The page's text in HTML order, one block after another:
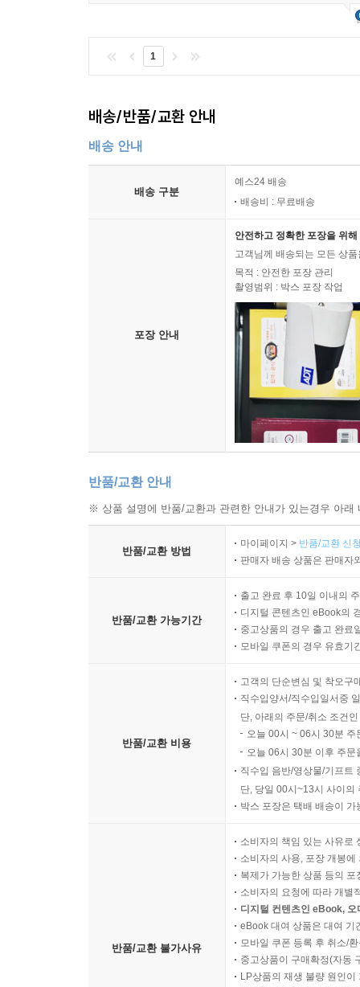
1
배송/반품/교환 안내
배송 안내
배송 구분
예스24 배송
배송비 : 무료배송
포장 안내
안전하고 정확한 포장을 위
고객님께 배송되는 모든 상
목적 : 안전한 포장 관리
촬영범위 : 박스 포장 작업
반품/교환 안내
※ 상품 설명에 반품/교환과 관련한 안내가 있는경우 아
반품/교환 방법
마이페이지 > 반품/교환 신
판매자 배송 상품은 판매자
반품/교환 가능기간
출고 완료 후 10일 이내의
디지털 콘텐츠인 eBook의
중고상품의 경우 출고 완료
모바일 쿠폰의 경우 유효기
반품/교환 비용
고객의 단순변심 및 착오구
직수입양서/직수입일서중
단, 아래의 주문/취소 조건
오늘 00시 ~ 06시 30분
오늘 06시 30분 이후 주
직수입 음반/영상물/기프트
단, 당일 00시~13시 사이의
박스 포장은 택배 배송이
반품/교환 불가사유
소비자의 책임 있는 사유로
소비자의 사용, 포장 개봉
복제가 가능한 상품 등의
소비자의 요청에 따라 개별
디지털 컨텐츠인 eBook,
eBook 대여 상품은 대여 기
모바일 쿠폰 등록 후 취소/
중고상품이 구매확정(자동
LP상품의 재생 불량 원인